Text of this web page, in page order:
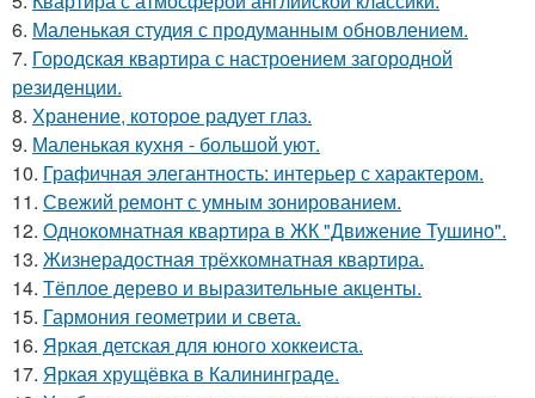
6. Маленькая студия с продуманным обновлением.
7. Городская квартира с настроением загородной
резиденции.
8. Хранение, которое радует глаз.
9. Маленькая кухня - большой уют.
10. Графичная элегантность: интерьер с характером.
11. Свежий ремонт с умным зонированием.
12. Однокомнатная квартира в ЖК "Движение Тушино".
13. Жизнерадостная трёхкомнатная квартира.
14. Тёплое дерево и выразительные акценты.
15. Гармония геометрии и света.
16. Яркая детская для юного хоккеиста.
17. Яркая хрущёвка в Калининграде.